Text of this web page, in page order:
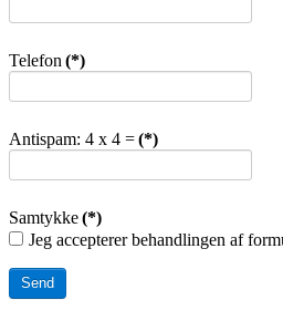
Telefon (*)
Antispam: 4 x 4 =(*)
Samtykke(*)
Jeg accepterer behandlingen af
Send